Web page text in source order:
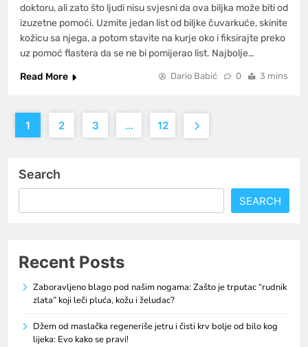
doktoru, ali zato što ljudi nisu svjesni da ova biljka može biti od
izuzetne pomoći. Uzmite jedan list od biljke čuvarkuće, skinite
kožicu sa njega, a potom stavite na kurje oko i fiksirajte preko
uz pomoć flastera da se ne bi pomijerao list. Najbolje…
Read More
Dario Babić 0 3 mins
1 2 3 … 12
Search
SEARCH
Recent Posts
Zaboravljeno blago pod našim nogama: Zašto je trputac “rudnik
zlata” koji leči pluća, kožu i želudac?
Džem od maslačka regeneriše jetru i čisti krv bolje od bilo kog
lijeka: Evo kako se pravi!